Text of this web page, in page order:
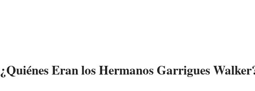
¿Quiénes Eran los Hermanos Garrigues